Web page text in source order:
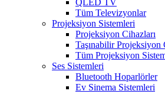
QLED TV
Tüm Televizyonlar
Projeksiyon Sistemleri
Projeksiyon Cihazları
Taşınabilir Projeksiyon
Tüm Projeksiyon
Ses Sistemleri
Bluetooth Hoparlörler
Ev Sinema Sistemleri